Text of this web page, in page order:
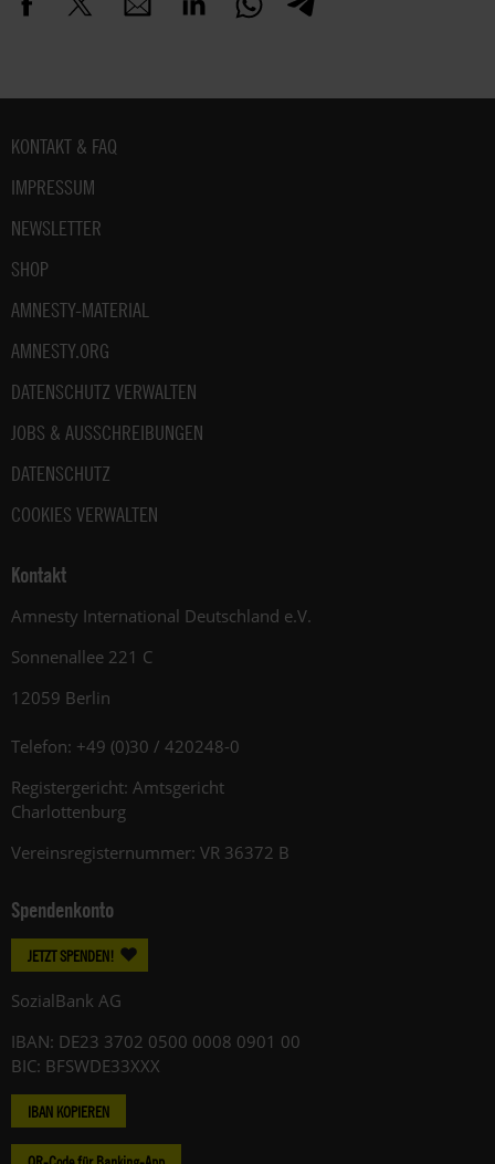
Fußbereich
KONTAKT & FAQ
IMPRESSUM
NEWSLETTER
SHOP
AMNESTY-MATERIAL
AMNESTY.ORG
DATENSCHUTZ VERWALTEN
JOBS & AUSSCHREIBUNGEN
DATENSCHUTZ
COOKIES VERWALTEN
Kontakt
Amnesty International Deutschland e.V.
Sonnenallee 221 C
12059 Berlin
Telefon: +49 (0)30 / 420248-0
Registergericht: Amtsgericht
Charlottenburg
Vereinsregisternummer: VR 36372 B
Spendenkonto
JETZT SPENDEN!
SozialBank AG
IBAN: DE23 3702 0500 0008 0901 00
BIC: BFSWDE33XXX
IBAN KOPIEREN